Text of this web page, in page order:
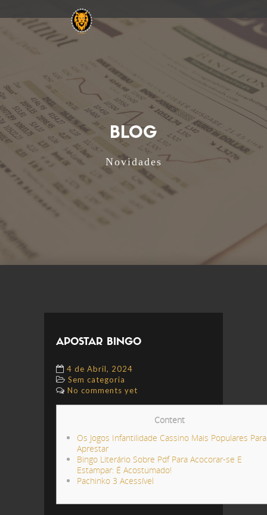
BLOG
Novidades
APOSTAR BINGO
4 de Abril, 2024
Sem categoria
No comments yet
Content
Os Jogos Infantilidade Cassino Mais Populares Para
Aprestar
Bingo Literário Sobre Pdf Para Acocorar-se E
Estampar: É Acostumado!
Pachinko 3 Acessível